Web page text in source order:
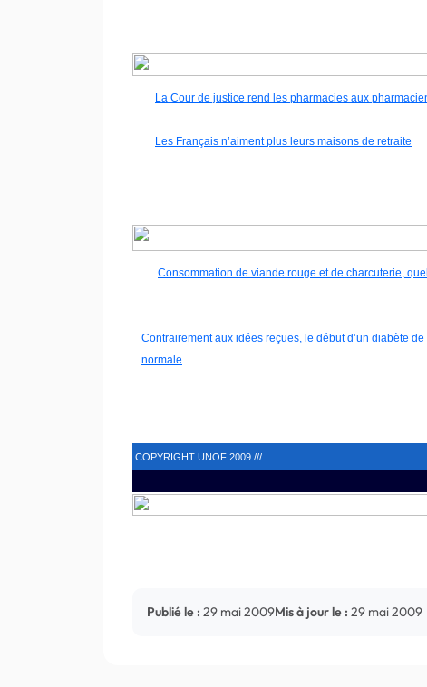
La Cour de justice rend les pharmacies aux
Les Français n’aiment plus leurs maisons de retraite
Consommation de viande rouge et de charcuterie,
Contrairement aux idées reçues, le début d’un diabète
normale
COPYRIGHT UNOF 2009 ///
Publié le : 29 mai 2009Mis à jour le : 29 mai 2009